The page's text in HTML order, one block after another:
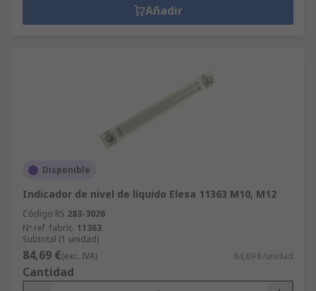
Añadir
Disponible
Indicador de nivel de líquido Elesa 11363 M10, M12
Código RS 283-3026
Nº ref. fabric. 11363
Subtotal (1 unidad)
84,69 €(exc. IVA) 84,69 €/unidad
Cantidad